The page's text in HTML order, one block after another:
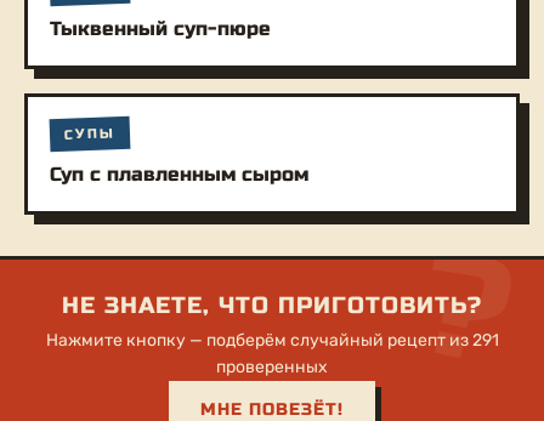
Тыквенный суп-пюре
СУПЫ
Суп с плавленным сыром
?
НЕ ЗНАЕТЕ, ЧТО ПРИГОТОВИТЬ?
Нажмите кнопку — подберём случайный рецепт из 291
проверенных
МНЕ ПОВЕЗЁТ!